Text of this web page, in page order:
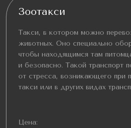
Зоотакси
Такси, в котором можно
животных. Оно специально
чтобы находящимся там
и безопасно. Такой транспорт
от стресса, возникающего при
такси или в других видах
Цена: